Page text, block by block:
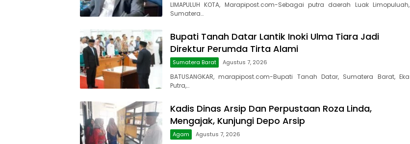
LIMAPULUH KOTA, Marapipost.com-Sebagai putra daerah Luak Limopuluah,
Sumatera…
Bupati Tanah Datar Lantik Inoki Ulma Tiara Jadi
Direktur Perumda Tirta Alami
Sumatera Barat Agustus 7, 2026
BATUSANGKAR, marapipost.com-Bupati Tanah Datar, Sumatera Barat, Eka
Putra,…
Kadis Dinas Arsip Dan Perpustaan Roza Linda,
Mengajak, Kunjungi Depo Arsip
Agam Agustus 7, 2026